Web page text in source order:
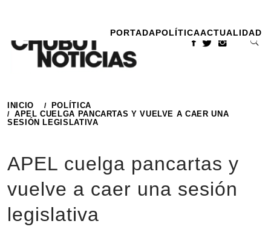
contenido
PORTADAPOLÍTICAACTUALIDAD
INICIO
POLÍTICA
APEL CUELGA PANCARTAS Y VUELVE A CAER UNA
SESIÓN LEGISLATIVA
APEL cuelga pancartas y
vuelve a caer una sesión
legislativa